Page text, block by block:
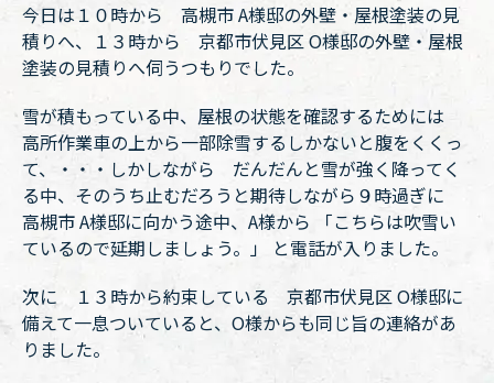
今日は１０時から 高槻市 A様邸の外壁・屋根塗装の見
積りへ、１３時から 京都市伏見区 O様邸の外壁・屋根
塗装の見積りへ伺うつもりでした。
雪が積もっている中、屋根の状態を確認するためには
高所作業車の上から一部除雪するしかないと腹をくくっ
て、・・・しかしながら だんだんと雪が強く降ってく
る中、そのうち止むだろうと期待しながら９時過ぎに
高槻市 A様邸に向かう途中、A様から 「こちらは吹雪い
ているので延期しましょう。」 と電話が入りました。
次に １３時から約束している 京都市伏見区 O様邸に
備えて一息ついていると、O様からも同じ旨の連絡があ
りました。